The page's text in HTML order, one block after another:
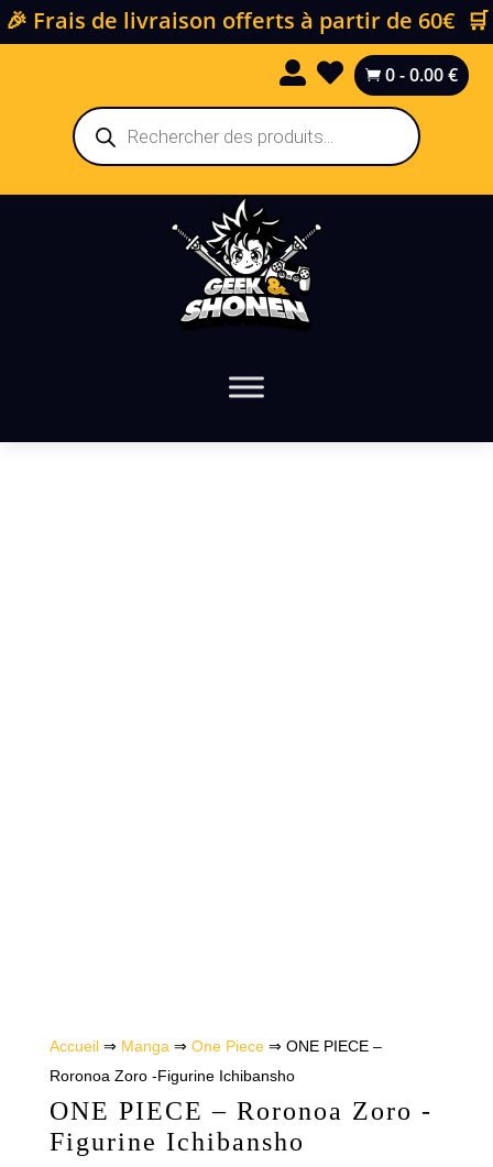
🎉 Frais de livraison offerts à partir de 60€ 🛒
   0-0.00€
Recherche
de
produits
Accueil⇒ Manga⇒ One Piece⇒ ONE PIECE –
Roronoa Zoro -Figurine Ichibansho
ONE PIECE – Roronoa Zoro -
Figurine Ichibansho